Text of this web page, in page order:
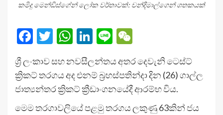
කමිදු මෙන්ඩිස්ගේන් ලෝක වර්තාවක්: චන්දිමාල්ගෙන් ශතකයක්
Facebook
Twitter
WhatsApp
LinkedIn
Line
ශ්‍රී ලංකාව සහ නවසීලන්තය අතර දෙවැනි ටෙස්ට්
ක්‍රිකට් තරගය අද එනම් බ්‍රහස්පතින්දා දින (26) ගාල්ල
ජාත්‍යන්තර ක්‍රිකට් ක්‍රීඩාංගනයේදී ආරම්භ විය.
මෙම තරගාවලියේ පළමු තරගය ලකුණු 63කින් ජය